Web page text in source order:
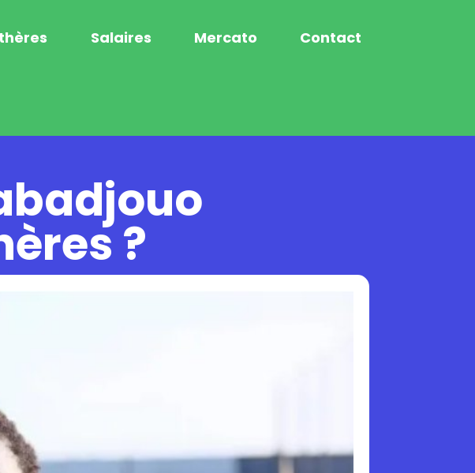
Salaires Mercato Contact
?